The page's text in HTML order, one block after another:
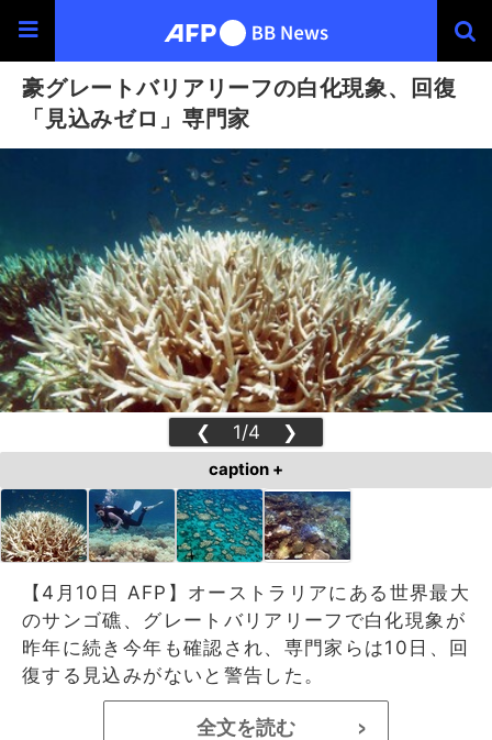
豪グレートバリアリーフの白化現象、回復
「見込みゼロ」専門家
❮ 1/4 ❯
caption +
【4月10日 AFP】オーストラリアにある世界最大
のサンゴ礁、グレートバリアリーフで白化現象が
昨年に続き今年も確認され、専門家らは10日、回
復する見込みがないと警告した。
全文を読む >